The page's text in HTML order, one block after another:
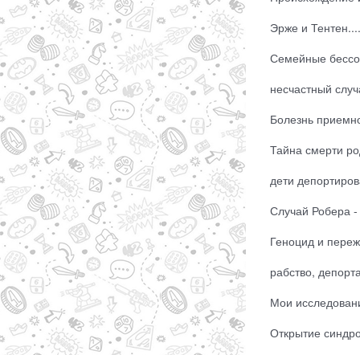
Эрже и
Семейные
несчастный
Болезнь
Тайна смерти
дети
Случай Робера
Геноцид и
рабство,
Мои
Открытие